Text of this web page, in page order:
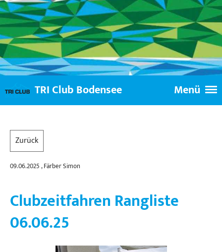
Menü
TRI Club Bodensee
Zurück
09.06.2025, Färber Simon
Clubzeitfahren Rangliste
06.06.25